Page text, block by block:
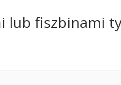
lub fiszbinami